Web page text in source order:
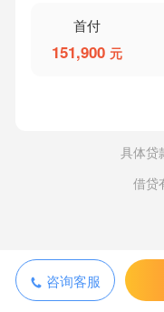
首付
151,900 元
具体贷
借贷
咨询客服